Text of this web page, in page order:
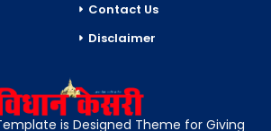
Contact Us
Disclaimer
is Designed Theme for Giving